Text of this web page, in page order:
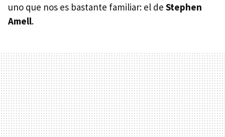
uno que nos es bastante familiar: el de Stephen
Amell.